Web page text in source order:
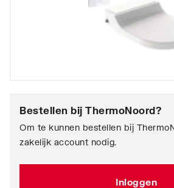
Bestellen bij ThermoNoord?
Om te kunnen bestellen bij
zakelijk account nodig.
Inloggen